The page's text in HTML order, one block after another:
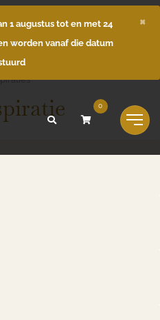
1 augustus tot en met 24
worden vanaf die datum
×
0